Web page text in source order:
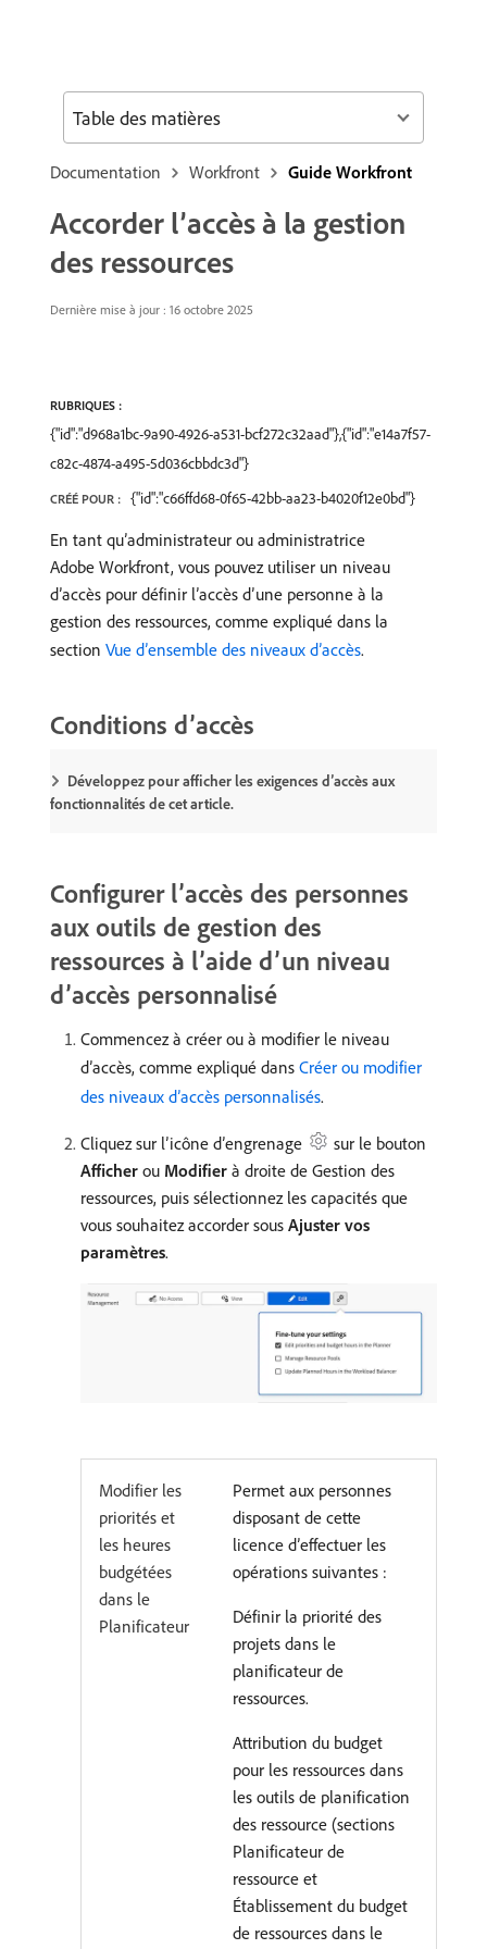
Documentation Workfront Guide Workfront
Accorder l’accès à la gestion
des ressources
Dernière mise à jour : 16 octobre 2025
RUBRIQUES :
{"id":"d968a1bc-9a90-4926-a531-bcf272c32aad"},{"id":"e14a7f57-
c82c-4874-a495-5d036cbbdc3d"}
CRÉÉ POUR : {"id":"c66ffd68-0f65-42bb-aa23-b4020f12e0bd"}
En tant qu’administrateur ou administratrice
Adobe Workfront, vous pouvez utiliser un niveau
d’accès pour définir l’accès d’une personne à la
gestion des ressources, comme expliqué dans la
section Vue d’ensemble des niveaux d’accès.
Conditions d’accès
Développez pour afficher les exigences d’accès aux
fonctionnalités de cet article.
Configurer l’accès des personnes
aux outils de gestion des
ressources à l’aide d’un niveau
d’accès personnalisé
Commencez à créer ou à modifier le niveau
d’accès, comme expliqué dans Créer ou modifier
des niveaux d’accès personnalisés.
Cliquez sur l’icône d’engrenage
sur le bouton
Afficher ou Modifier à droite de Gestion des
ressources, puis sélectionnez les capacités que
vous souhaitez accorder sous Ajuster vos
paramètres.
Modifier les
priorités et
les heures
budgétées
dans le
Planificateur
Permet aux personnes
disposant de cette
licence d’effectuer les
opérations suivantes :
Définir la priorité des
projets dans le
planificateur de
ressources.
Attribution du budget
pour les ressources dans
les outils de planification
des ressource (sections
Planificateur de
ressource et
Établissement du budget
de ressources dans le
Table des matières